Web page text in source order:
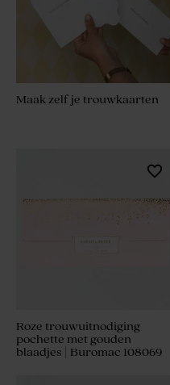
Maak zelf je trouwkaarten
Roze trouwuitnodiging
pochette met gouden
blaadjes | Buromac 108069